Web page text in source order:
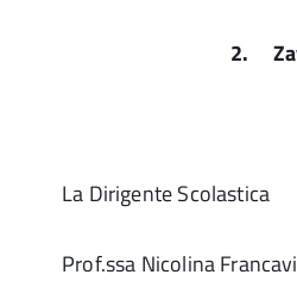
2.
La Dirigente Scolastica
Prof.ssa Nicolina